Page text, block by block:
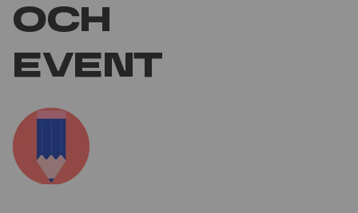
och
event